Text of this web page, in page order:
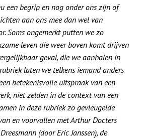
een begrip en nog onder ons zijn of
aan ons mee dan wel van
Soms ongemerkt putten we zo
leven die weer boven komt drijven
geval, die we aanhalen in
laten we telkens iemand anders
betekenisvolle uitspraak van een
niet zelden in de context van een
in deze rubriek zo gevleugelde
en voorvallen met Arthur Docters
(door Eric Janssen), de